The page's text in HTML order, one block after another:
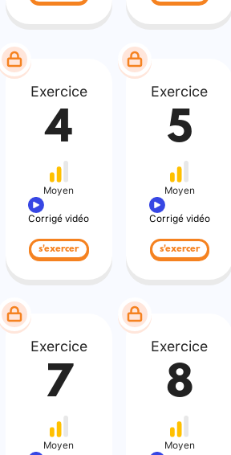
Exercice
4
Moyen
Corrigé vidéo
s'exercer
Exercice
5
Moyen
Corrigé vidéo
s'exercer
Exercice
7
Moyen
Exercice
8
Moyen